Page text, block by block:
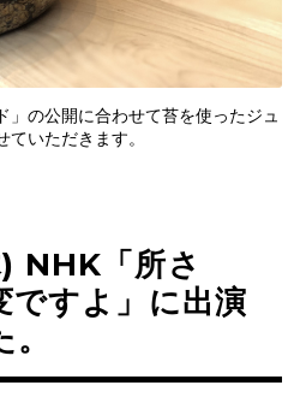
」の公開に合わせて苔を使ったジュ
いただきます。
NHK「所さ
ですよ」に出演